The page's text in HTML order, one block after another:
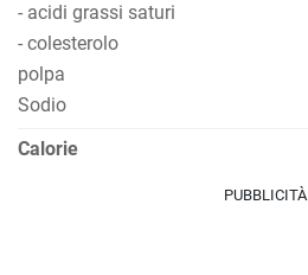
- acidi grassi saturi
- colesterolo
polpa
Sodio
Calorie
PUBBLICITÀ